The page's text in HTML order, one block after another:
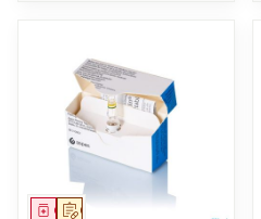
Op voorschrift
Geneesmiddel